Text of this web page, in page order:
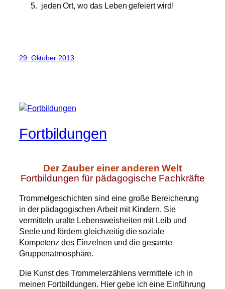
jeden Ort, wo das Leben gefeiert wird!
29. Oktober 2013
Fortbildungen
Der Zauber einer anderen Welt
Fortbildungen für pädagogische Fachkräfte
Trommelgeschichten sind eine große Bereicherung
in der pädagogischen Arbeit mit Kindern. Sie
vermitteln uralte Lebensweisheiten mit Leib und
Seele und fördern gleichzeitig die soziale
Kompetenz des Einzelnen und die gesamte
Gruppenatmosphäre.
Die Kunst des Trommelerzählens vermittele ich in
meinen Fortbildungen. Hier gebe ich eine Einführung